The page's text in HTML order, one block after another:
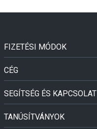
FIZETÉSI MÓDOK
CÉG
SEGÍTSÉG ÉS KAPCSOLAT
TANÚSÍTVÁNYOK